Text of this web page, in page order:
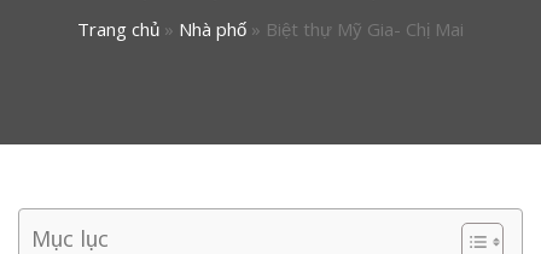
Trang chủ » Nhà phố » Biệt thự Mỹ Gia- Chị Mai
Mục lục